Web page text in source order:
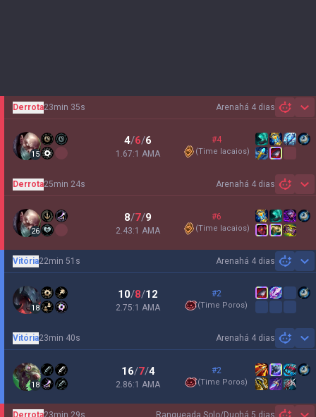
Arena há 4 dias
Derrota23min 35s
15
4/6/6
1.67:1 AMA
#4
(Time lacaios)
Arena há 4 dias
Derrota25min 24s
26
8/7/9
2.43:1 AMA
#6
(Time lacaios)
Arena há 4 dias
Vitória22min 51s
18
10/8/12
2.75:1 AMA
#2
(Time Poros)
Arena há 4 dias
Vitória23min 40s
18
16/7/4
2.86:1 AMA
#2
(Time Poros)
Ranqueada Solo/Duohá 5 dias
Derrota23min 29s